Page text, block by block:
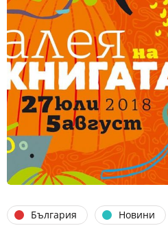
България Новини